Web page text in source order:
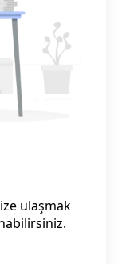
ulaşmak